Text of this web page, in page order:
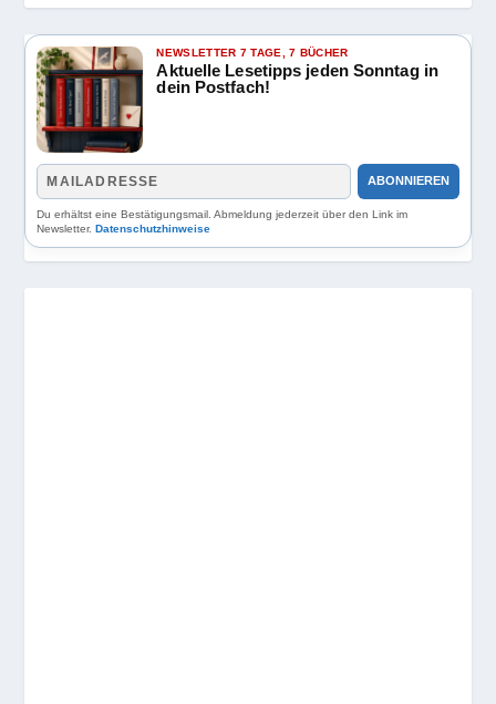
NEWSLETTER 7 TAGE, 7 BÜCHER
Aktuelle Lesetipps jeden Sonntag in
dein Postfach!
ABONNIEREN
Du erhältst eine Bestätigungsmail. Abmeldung jederzeit über den Link im
Newsletter.Datenschutzhinweise